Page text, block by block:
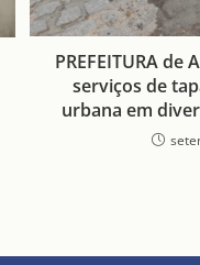
PREFEITURA
serviços de
urbana em